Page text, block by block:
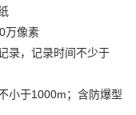
万像素
录，记录时间不少于
小于1000m；含防爆型